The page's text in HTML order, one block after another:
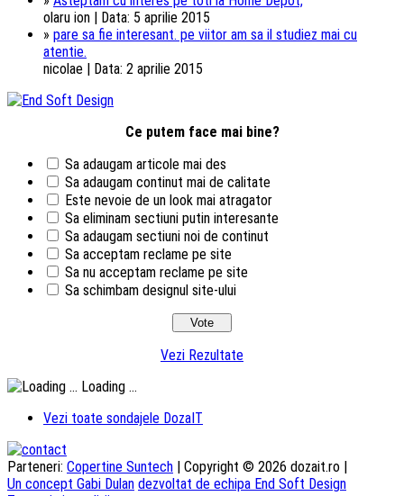
olaru ion | Data: 5 aprilie 2015
» pare sa fie interesant. pe viitor am sa il studiez mai cu
atentie.
nicolae | Data: 2 aprilie 2015
Ce putem face mai bine?
Sa adaugam articole mai des
Sa adaugam continut mai de calitate
Este nevoie de un look mai atragator
Sa eliminam sectiuni putin interesante
Sa adaugam sectiuni noi de continut
Sa acceptam reclame pe site
Sa nu acceptam reclame pe site
Sa schimbam designul site-ului
Vezi Rezultate
Loading ...
Vezi toate sondajele DozaIT
Parteneri: Copertine Suntech | Copyright © 2026 dozait.ro |
Un concept Gabi Dulan dezvoltat de echipa End Soft Design